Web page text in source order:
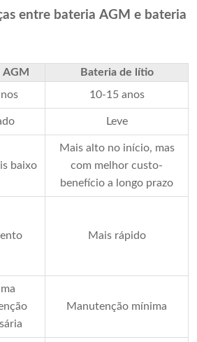
entre bateria AGM e bateria
AGM
Bateria de lítio
10-15 anos
Leve
baixo
Mais alto no início, mas
com melhor custo-
benefício a longo prazo
Mais rápido
Manutenção mínima